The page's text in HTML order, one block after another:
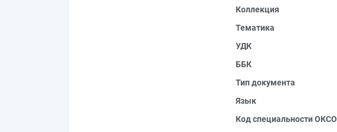
Коллекция
Тематика
УДК
ББК
Тип документа
Язык
Код специальности ОКСО